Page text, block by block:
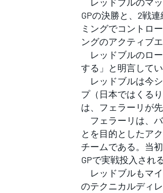
フォーミュラE
GPの決勝と、2戦
ミングでコントロ
ングのアクティブ
レッドブルのロ
する」と明言してい
レッドブルは今
プ（日本ではくる
は、フェラーリが
フェラーリは、
とを目的としたア
チームである。当
GPで実戦投入され
レッドブルもマ
のテクニカルディ